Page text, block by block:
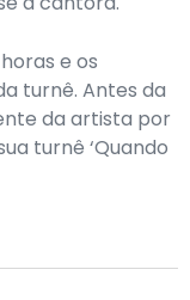
e os
turnê. Antes da
da artista por
turnê ‘Quando